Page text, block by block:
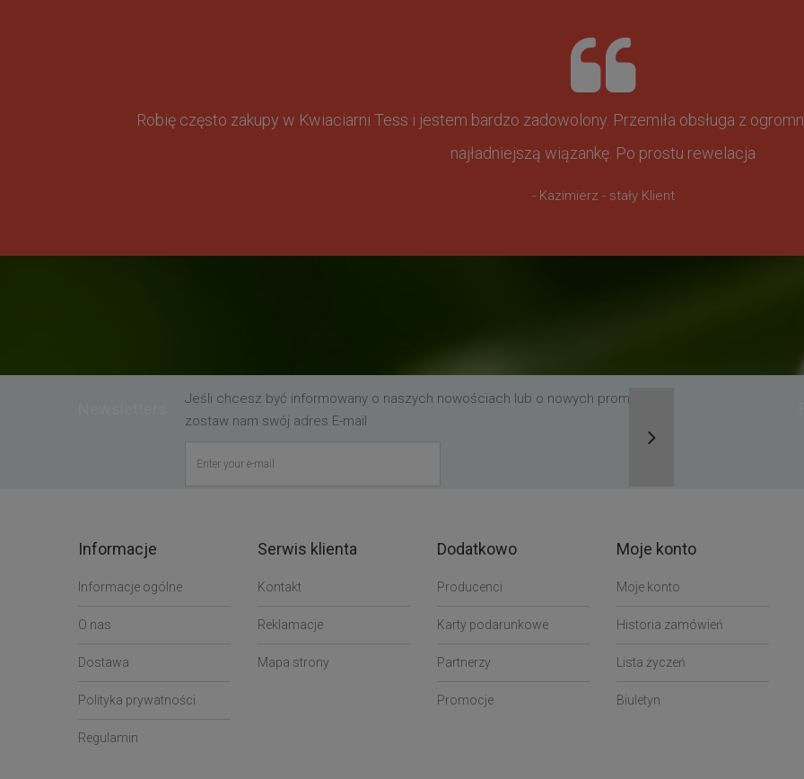
Robię często zakupy w Kwiaciarni Tess i jestem bardzo zadowolony. Przemiła obsługa z
najładniejszą wiązankę. Po prostu rewelacja
- Kazimierz - stały Klient
Jeśli chcesz być informowany o naszych nowościach lub o nowych promocjach,
zostaw nam swój adres E-mail
Informacje
Informacje ogólne
O nas
Dostawa
Polityka prywatności
Regulamin
Serwis klienta
Kontakt
Reklamacje
Mapa strony
Dodatkowo
Producenci
Karty podarunkowe
Partnerzy
Promocje
Moje konto
Moje konto
Historia zamówień
Lista życzeń
Biuletyn